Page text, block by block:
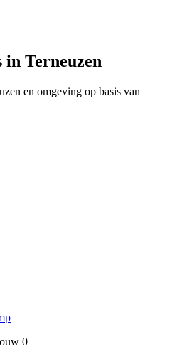
Terneuzen
en omgeving op basis van
0